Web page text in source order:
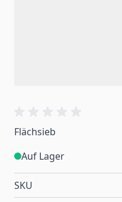
Flächsieb
Auf Lager
SKU